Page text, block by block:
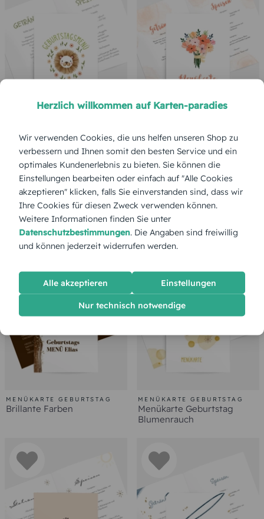
Herzlich willkommen auf Karten-paradies
Wir verwenden Cookies, die uns helfen unseren Shop zu
verbessern und Ihnen somit den besten Service und ein
optimales Kundenerlebnis zu bieten. Sie können die
Einstellungen bearbeiten oder einfach auf "Alle Cookies
akzeptieren" klicken, falls Sie einverstanden sind, dass wir
Ihre Cookies für diesen Zweck verwenden können.
Weitere Informationen finden Sie unter
Datenschutzbestimmungen. Die Angaben sind freiwillig
und können jederzeit widerrufen werden.
Alle akzeptieren Einstellungen
Nur technisch notwendige